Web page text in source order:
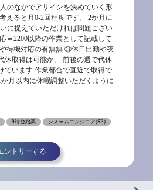
のなかでアサインを決めていく形
えると月0-2回程度です。 2か月に
に捉えていただければ問題ござい
＝2200以降の作業として記載して
待機対応の有無無 ③休日出勤や夜
休取得は可能か。 前後の週で代休
ています 作業都合で直近で取得で
月以内に休暇調整いただくように
9時台始業
システムエンジニア(SE)
ントリーする